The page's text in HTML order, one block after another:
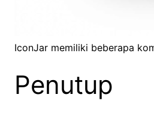
IconJar memiliki beberapa
Penutup